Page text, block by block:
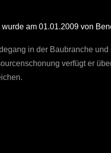
am 01.01.2009 von
in der Baubranche
verfügt er